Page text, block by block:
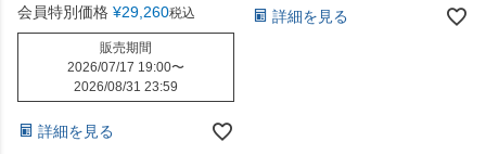
会員特別価格 ¥29,260税込
販売期間
2026/07/17 19:00〜
2026/08/31 23:59
詳細を見る
詳細を見る